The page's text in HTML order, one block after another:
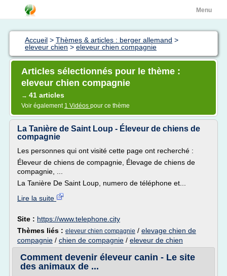
Menu
Accueil > Thèmes & articles : berger allemand >
eleveur chien > eleveur chien compagnie
Articles sélectionnés pour le thème :
eleveur chien compagnie
→ 41 articles
Voir également 1 Vidéos pour ce thème
La Tanière de Saint Loup - Éleveur de chiens de
compagnie
Les personnes qui ont visité cette page ont recherché :
Éleveur de chiens de compagnie, Élevage de chiens de
compagnie, ...
La Tanière De Saint Loup, numero de téléphone et...
Lire la suite
Site : https://www.telephone.city
Thèmes liés : eleveur chien compagnie / elevage chien de
compagnie / chien de compagnie / eleveur de chien
Comment devenir éleveur canin - Le site
des animaux de ...